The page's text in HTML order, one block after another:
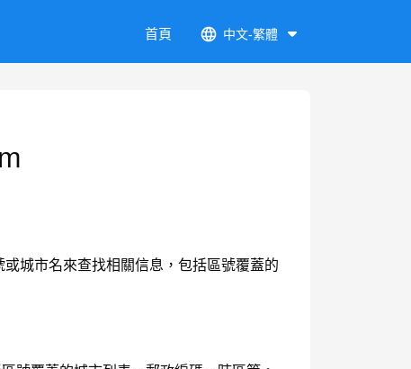
首頁 中文-繁體
城市名來查找相關信息，包括區號覆蓋的